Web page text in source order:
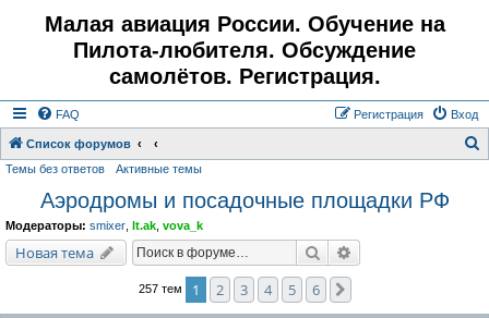
Малая авиация России. Обучение на
Пилота-любителя. Обсуждение
самолётов. Регистрация.
FAQ Вход
Регистрация
Список форумов
Темы без ответов Активные темы
Аэродромы и посадочные площадки РФ
Модераторы: smixer lt.ak vova_k
Новая тема Поиск
257 тем 1 2 3 4 5 6